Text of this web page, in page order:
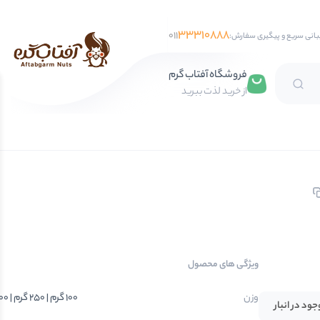
سریع و پیگیری سفارش: 01133310888
فندق با پوست
فروشگاه آفتاب گرم
از خرید لذت ببرید
در انبار
ویژگی های محصول
وزن 100 گرم | 250 گرم | 500 گرم | 750 گرم | 1 کیلوگرم